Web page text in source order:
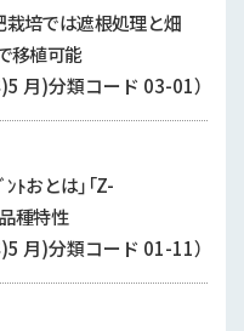
栽培では遮根処理と畑
移植可能
月)分類コード 03-01）
ﾄおとは」「Z-
種特性
月)分類コード 01-11）